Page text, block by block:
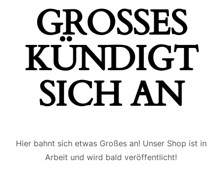
GROSSES K
ÜNDIGT S
ICH AN
Hier bahnt sich etwas Großes an! Unser Shop ist in
Arbeit und wird bald veröffentlicht!